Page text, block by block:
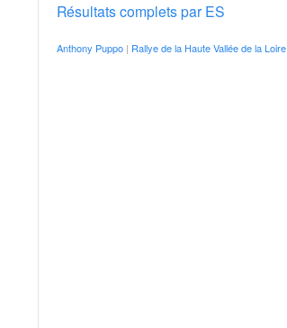
Résultats complets par ES
Anthony Puppo | Rallye de la Haute Vallée de la Loire